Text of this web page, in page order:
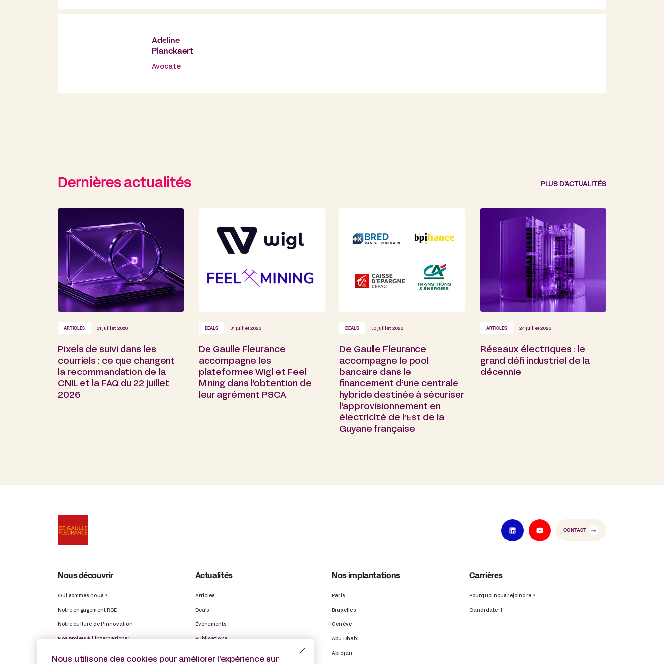
Adeline
Planckaert
Avocate
Dernières actualités PLUS D’ACTUALITÉS
ARTICLES 31 juillet 2026
Pixels de suivi dans les
courriels : ce que changent
la recommandation de la
CNIL et la FAQ du 22 juillet
2026
DEALS 31 juillet 2026
De Gaulle Fleurance
accompagne les
plateformes Wigl et Feel
Mining dans l’obtention de
leur agrément PSCA
DEALS 30 juillet 2026
De Gaulle Fleurance
accompagne le pool
bancaire dans le
financement d’une centrale
hybride destinée à sécuriser
l’approvisionnement en
électricité de l’Est de la
Guyane française
ARTICLES 24 juillet 2026
Réseaux électriques : le
grand défi industriel de la
décennie
CONTACT
Nous découvrir
Qui sommes-nous ?
Notre engagement RSE
Notre culture de l’innovation
Nos projets à l’international
Actualités
Articles
Deals
Évènements
Publications
Nos implantations
Paris
Bruxelles
Genève
Abu Dhabi
Abidjan
Carrières
Pourquoi nous rejoindre ?
Candidater !
Nous utilisons des cookies pour améliorer l’expérience sur